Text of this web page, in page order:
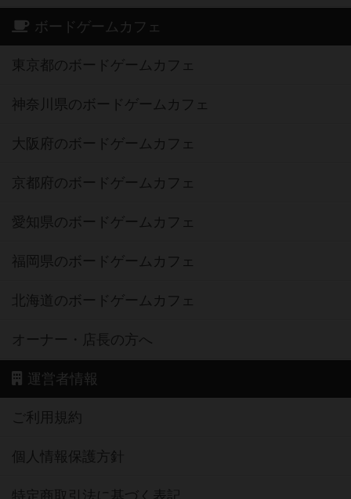
ボードゲームカフェ
東京都のボードゲームカフェ
神奈川県のボードゲームカフェ
大阪府のボードゲームカフェ
京都府のボードゲームカフェ
愛知県のボードゲームカフェ
福岡県のボードゲームカフェ
北海道のボードゲームカフェ
オーナー・店長の方へ
運営者情報
ご利用規約
個人情報保護方針